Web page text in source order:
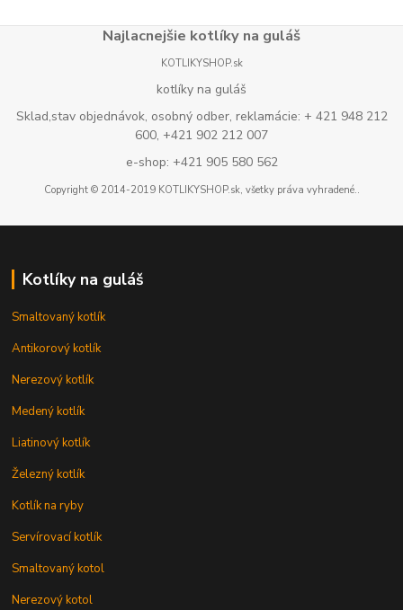
Najlacnejšie kotlíky na guláš
KOTLIKYSHOP.sk
kotlíky na guláš
Sklad,stav objednávok, osobný odber, reklamácie: + 421 948 212
600, +421 902 212 007
e-shop: +421 905 580 562
Copyright © 2014-2019 KOTLIKYSHOP.sk, všetky práva vyhradené..
Kotlíky na guláš
Smaltovaný kotlík
Antikorový kotlík
Nerezový kotlík
Medený kotlík
Liatinový kotlík
Železný kotlík
Kotlík na ryby
Servírovací kotlík
Smaltovaný kotol
Nerezový kotol